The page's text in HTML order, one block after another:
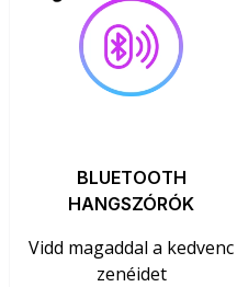
BLUETOOTH
HANGSZÓRÓK
Vidd magaddal a kedvenc
zenéidet